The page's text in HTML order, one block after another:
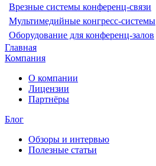
Врезные системы конференц-связи
Мультимедийные конгресс-системы
Оборудование для конференц-залов
Главная
Компания
О компании
Лицензии
Партнёры
Блог
Обзоры и интервью
Полезные статьи